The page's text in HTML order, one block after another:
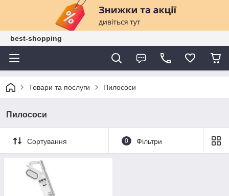
best-shopping
Товари та послуги Пилососи
Пилососи
Сортування 0 Фільтри